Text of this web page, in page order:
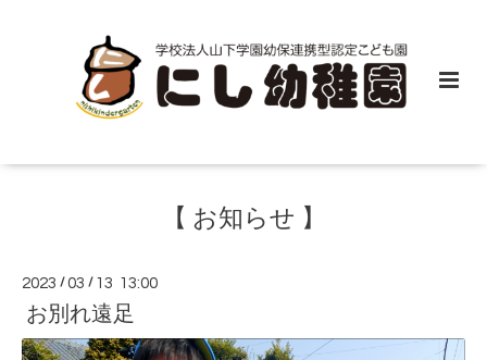
【 お知らせ 】
2023 /03 / 13 13:00
お別れ遠足